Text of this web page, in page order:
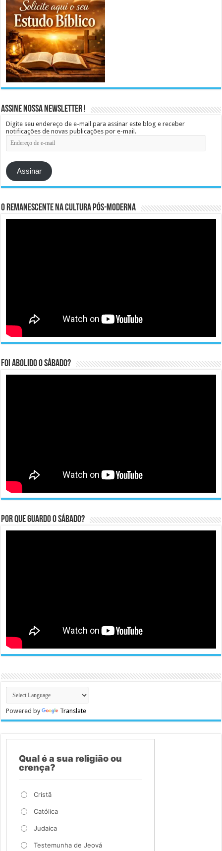
Assine Nossa Newsletter !
Digite seu endereço de e-mail para assinar este blog e receber
notificações de novas publicações por e-mail.
Endereço
de
mail
Assinar
O remanescente na cultura pós-moderna
Foi abolido o sábado?
Por que guardo o Sábado?
Powered by Translate
Qual é a sua religião ou
crença?
Cristã
Católica
Judaica
Testemunha de Jeová